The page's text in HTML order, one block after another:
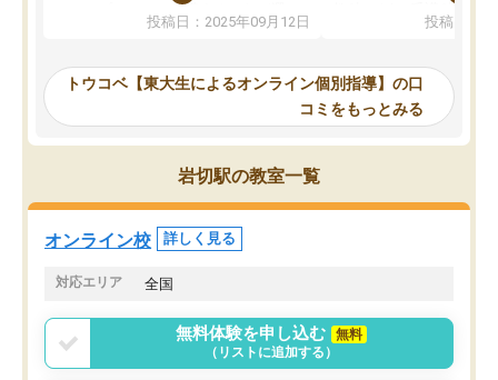
か、オプションは付帯するかなど選ぶ
事が出来ました。
ーティングを行い、その講師で良いか
見てから講師を決定する事ができま
す。
うちの子は、初回面談の講師の方で決
オンラインツールを使用した単語帳の
共有があり宿題もそちらで出される形
でした。
言う事で講師変更の申し出があり、あ
まりに短期での変更だった為、塾に通
う事にして退会しました。遅れも取り
投稿日：2025年09月12日
めれるので、個人に合
いなのがあり(有料)、受
ことをどんなスケジュー
くか相談したのですが、
ち期待したものではなく
くなってきたようなので
投稿日：
トウコベ【東大生によるオンライン個別指導】の口
コミをもっとみる
岩切駅の教室一覧
オンライン校 詳しく見る
対応エリア 全国
無料体験を申し込む
無料
（リストに追加する）